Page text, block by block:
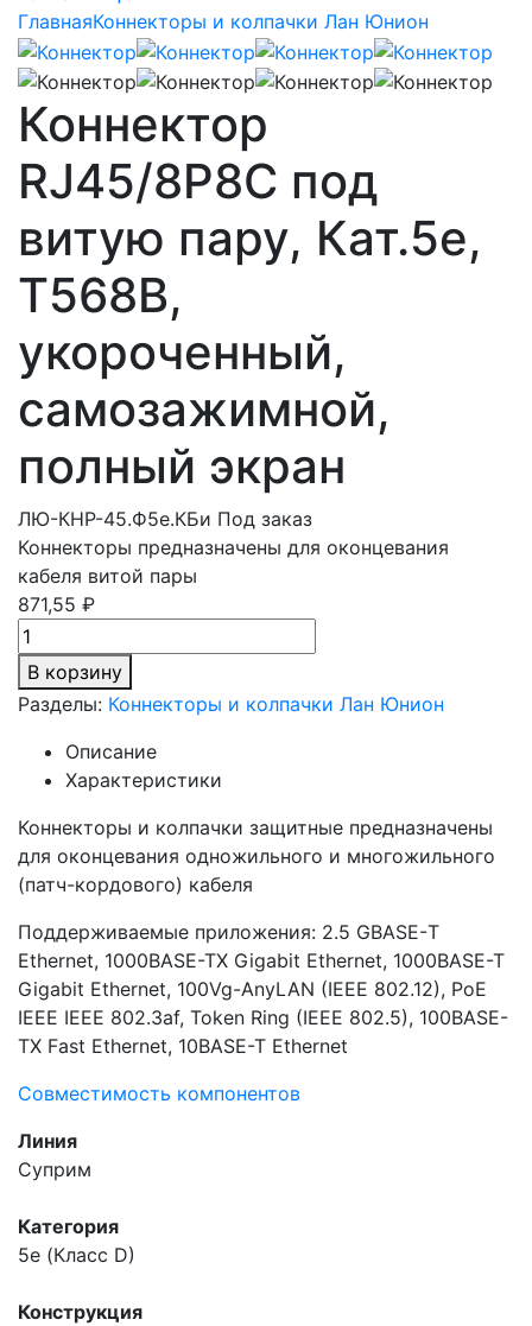
ГлавнаяКоннекторы и колпачки Лан Юнион
Коннектор
RJ45/8P8C под
витую пару, Кат.5e,
T568B,
укороченный,
самозажимной,
полный экран
ЛЮ-КНР-45.Ф5e.КБи Под заказ
Коннекторы предназначены для оконцевания
кабеля витой пары
871,55 ₽
В корзину
Разделы: Коннекторы и колпачки Лан Юнион
Описание
Характеристики
Коннекторы и колпачки защитные предназначены
для оконцевания одножильного и многожильного
(патч-кордового) кабеля
Поддерживаемые приложения: 2.5 GBASE-Т
Ethernet, 1000BASE-TX Gigabit Ethernet, 1000BASE-T
Gigabit Ethernet, 100Vg-AnyLAN (IEEE 802.12), PoE
IEEE IEEE 802.3af, Token Ring (IEEE 802.5), 100BASE-
TX Fast Ethernet, 10BASE-T Ethernet
Совместимость компонентов
Линия
Суприм
Категория
5e (Класс D)
Конструкция